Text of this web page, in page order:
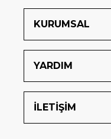
KURUMSAL
YARDIM
İLETİŞİM